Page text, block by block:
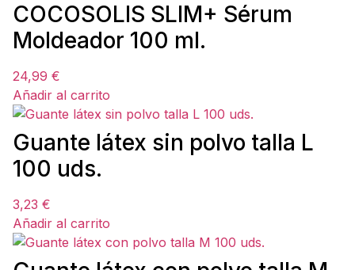
COCOSOLIS SLIM+ Sérum
Moldeador 100 ml.
24,99 €
Añadir al carrito
Guante látex sin polvo talla L
100 uds.
3,23 €
Añadir al carrito